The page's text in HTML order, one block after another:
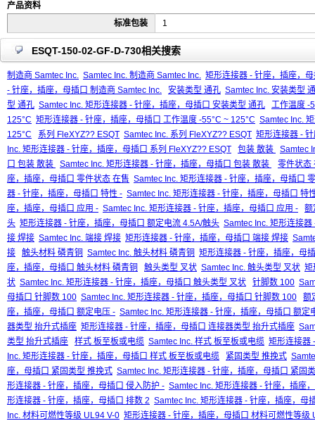
产品资料
标准包装
1
ESQT-150-02-GF-D-730相关搜索
制造商 Samtec Inc. Samtec Inc. 制造商 Samtec Inc. 矩形连接器 - 针座，插座，
- 针座，插座，母插口 制造商 Samtec Inc.
安装类型 通孔 Samtec Inc. 安装类型
型 通孔 Samtec Inc. 矩形连接器 - 针座，插座，母插口 安装类型 通孔
工作温度 -
125°C 矩形连接器 - 针座，插座，母插口 工作温度 -55°C ~ 125°C Samtec Inc.
125°C
系列 FleXYZ?? ESQT Samtec Inc. 系列 FleXYZ?? ESQT 矩形连接器 -
Inc. 矩形连接器 - 针座，插座，母插口 系列 FleXYZ?? ESQT
包装 散装
Samtec
口 包装 散装
Samtec Inc. 矩形连接器 - 针座，插座，母插口 包装 散装
零件状态
座，插座，母插口 零件状态 在售 Samtec Inc. 矩形连接器 - 针座，插座，母插口
器 - 针座，插座，母插口 特性 - Samtec Inc. 矩形连接器 - 针座，插座，母插口 特
座，插座，母插口 应用 - Samtec Inc. 矩形连接器 - 针座，插座，母插口 应用 -
额
头 矩形连接器 - 针座，插座，母插口 额定电流 4.5A/触头 Samtec Inc. 矩形连接
接 焊接 Samtec Inc. 端接 焊接 矩形连接器 - 针座，插座，母插口 端接 焊接
接
触头材料 磷青铜 Samtec Inc. 触头材料 磷青铜 矩形连接器 - 针座，插座，母
座，插座，母插口 触头材料 磷青铜
触头类型 叉状 Samtec Inc. 触头类型 叉状 矩
状 Samtec Inc. 矩形连接器 - 针座，插座，母插口 触头类型 叉状 针脚数 100
母插口 针脚数 100 Samtec Inc. 矩形连接器 - 针座，插座，母插口 针脚数 100
额
座，插座，母插口 额定电压 - Samtec Inc. 矩形连接器 - 针座，插座，母插口 额定
器类型 抬升式插座 矩形连接器 - 针座，插座，母插口 连接器类型 抬升式插座
类型 抬升式插座
样式 板至板或电缆 Samtec Inc. 样式 板至板或电缆 矩形连接器
Inc. 矩形连接器 - 针座，插座，母插口 样式 板至板或电缆
紧固类型 推挽式
座，母插口 紧固类型 推挽式 Samtec Inc. 矩形连接器 - 针座，插座，母插口 紧固
形连接器 - 针座，插座，母插口 侵入防护 - Samtec Inc. 矩形连接器 - 针座，插座
形连接器 - 针座，插座，母插口 排数 2 Samtec Inc. 矩形连接器 - 针座，插座，母
Inc. 材料可燃性等级 UL94 V-0 矩形连接器 - 针座，插座，母插口 材料可燃性等级